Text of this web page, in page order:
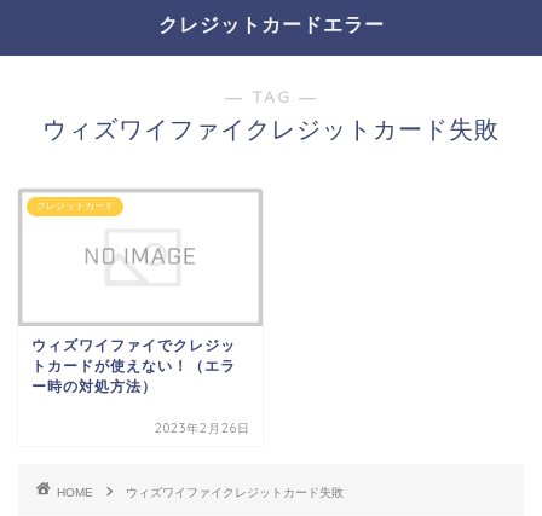
クレジットカードエラー
― TAG ―
ウィズワイファイクレジットカード失敗
クレジットカード
ウィズワイファイでクレジッ
トカードが使えない！（エラ
ー時の対処方法）
2023年2月26日
HOME ウィズワイファイクレジットカード失敗